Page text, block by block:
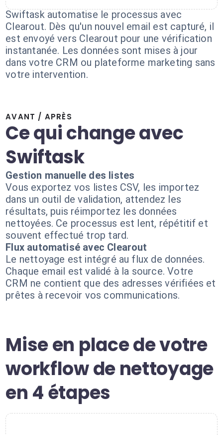
Swiftask automatise le processus avec
Clearout. Dès qu'un nouvel email est capturé, il
est envoyé vers Clearout pour une vérification
instantanée. Les données sont mises à jour
dans votre CRM ou plateforme marketing sans
votre intervention.
AVANT / APRÈS
Ce qui change avec
Swiftask
Gestion manuelle des listes
Vous exportez vos listes CSV, les importez
dans un outil de validation, attendez les
résultats, puis réimportez les données
nettoyées. Ce processus est lent, répétitif et
souvent effectué trop tard.
Flux automatisé avec Clearout
Le nettoyage est intégré au flux de données.
Chaque email est validé à la source. Votre
CRM ne contient que des adresses vérifiées et
prêtes à recevoir vos communications.
Mise en place de votre
workflow de nettoyage
en 4 étapes